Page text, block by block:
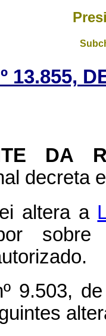
13.855,
DA
decreta
altera a
sobre
9.503,